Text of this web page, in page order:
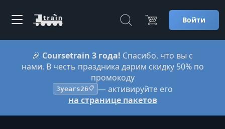
Войти
🎉 Coursetrain 3 года! Спасибо, что вы с
нами. В честь праздника дарим скидку 50% по
промокоду
3years26📋 — активируйте его
на странице пакетов